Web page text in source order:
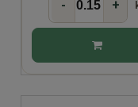
- +